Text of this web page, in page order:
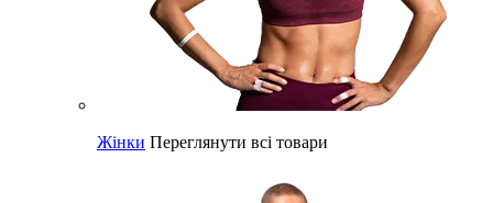
Жінки Переглянути всі товари